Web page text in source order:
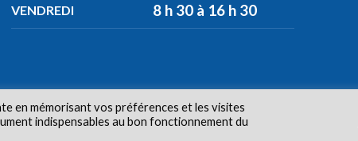
VENDREDI 8 h 30 à 16 h 30
communautaire Carlington. Tous droits réservés.
en mémorisant vos préférences et les visites
indispensables au bon fonctionnement du